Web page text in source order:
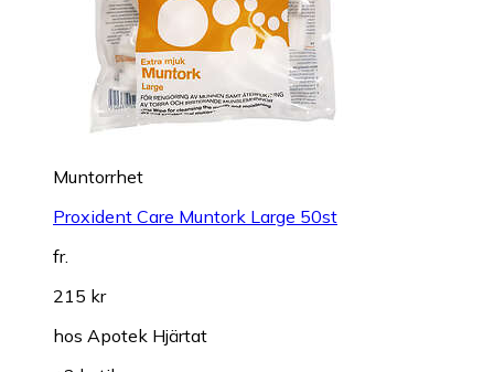
Muntorrhet
Proxident Care Muntork Large 50st
fr.
215 kr
hos Apotek Hjärtat